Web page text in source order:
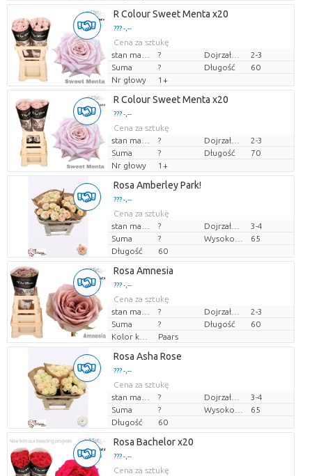
R Colour Sweet Menta x20
??? -,--
Cena za sztukę
?
2-3
Suma
? Długość
60
Nr głowy
1+
R Colour Sweet Menta x20
??? -,--
Cena za sztukę
?
2-3
Suma
? Długość
70
Nr głowy
1+
Rosa Amberley Park!
??? -,--
Cena za sztukę
?
3-4
Suma
?
65
Długość
60
Rosa Amnesia
??? -,--
Cena za sztukę
?
2-3
Suma
? Długość
60
Kolor kwiatów
Paars
Rosa Asha Rose
??? -,--
Cena za sztukę
?
3-4
Suma
?
65
Długość
60
Rosa Bachelor x20
??? -,--
Cena za sztukę